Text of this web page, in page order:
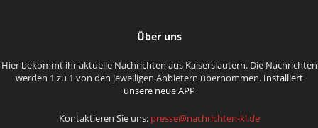
Über uns
Hier bekommt ihr aktuelle Nachrichten aus Kaiserslautern. Die Nachrichten
werden 1 zu 1 von den jeweiligen Anbietern übernommen. Installiert
unsere neue APP
Kontaktieren Sie uns: presse@nachrichten-kl.de